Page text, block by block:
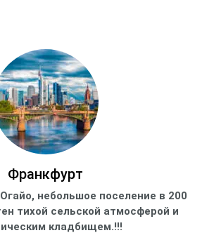
Франкфурт
небольшое поселение в 200
тихой сельской атмосферой и
кладбищем.!!!